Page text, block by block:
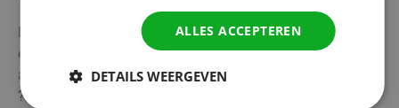
Nos services aident les entreprises de Schoten et des
environs à renforcer leur visibilité locale. Voulez-vous
augmenter votre visibilité en ligne et attirer plus de clients
? Nous sommes prêts à vous soutenir avec une stratégie
ALLES ACCEPTEREN
DETAILS WEERGEVEN